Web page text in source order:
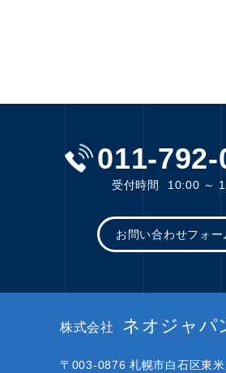
011-792-
受付時間 10:00 ～
お問い合わせフォー
株式会社 ネオジャパ
〒003-0876 札幌市白石区東